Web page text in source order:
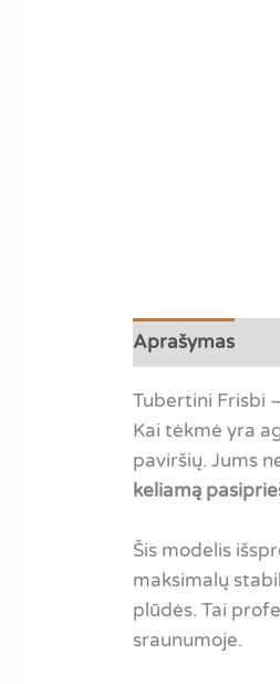
Aprašymas
Tubertini Frisbi
Kai tėkmė yra
paviršių. Jums
keliamą
Šis modelis
maksimalų
plūdės. Tai
sraunumoje.